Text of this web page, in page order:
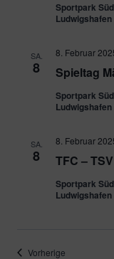
Sportpark
SA.
8 Spieltag
8. Februar
Sportpark
SA.
8 TFC –
8. Februar
Sportpark
Vorherige